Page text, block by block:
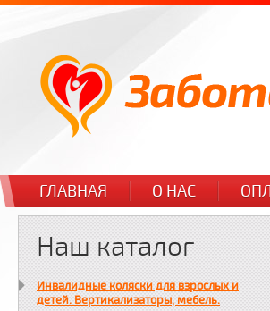
ГЛАВНАЯ О НАС
Наш каталог
Инвалидные коляски для взрослых и
детей. Вертикализаторы, мебель.